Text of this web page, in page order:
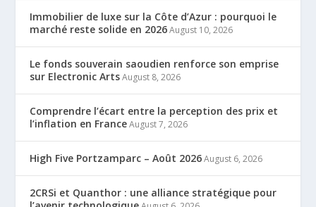
Immobilier de luxe sur la Côte d’Azur : pourquoi le
marché reste solide en 2026 August 10, 2026
Le fonds souverain saoudien renforce son emprise
sur Electronic Arts August 8, 2026
Comprendre l’écart entre la perception des prix et
l’inflation en France August 7, 2026
High Five Portzamparc – Août 2026 August 6, 2026
2CRSi et Quanthor : une alliance stratégique pour